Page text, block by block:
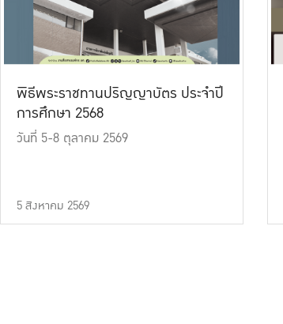
พิธีพระราชทานปริญญาบัตร ประจำปี
การศึกษา 2568
วันที่ 5-8 ตุลาคม 2569
5 สิงหาคม 2569